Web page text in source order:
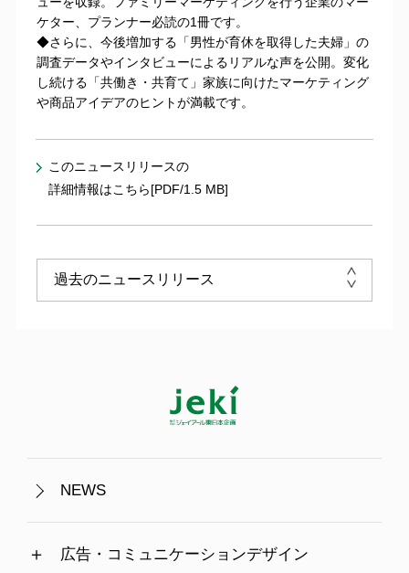
ケター、プランナー必読の1冊です。
◆さらに、今後増加する「男性が育休を取得した夫婦」の
調査データやインタビューによるリアルな声を公開。変化
し続ける「共働き・共育て」家族に向けたマーケティング
や商品アイデアのヒントが満載です。
このニュースリリースの
詳細情報はこちら[PDF/1.5 MB]
NEWS
広告・コミュニケーションデザイン